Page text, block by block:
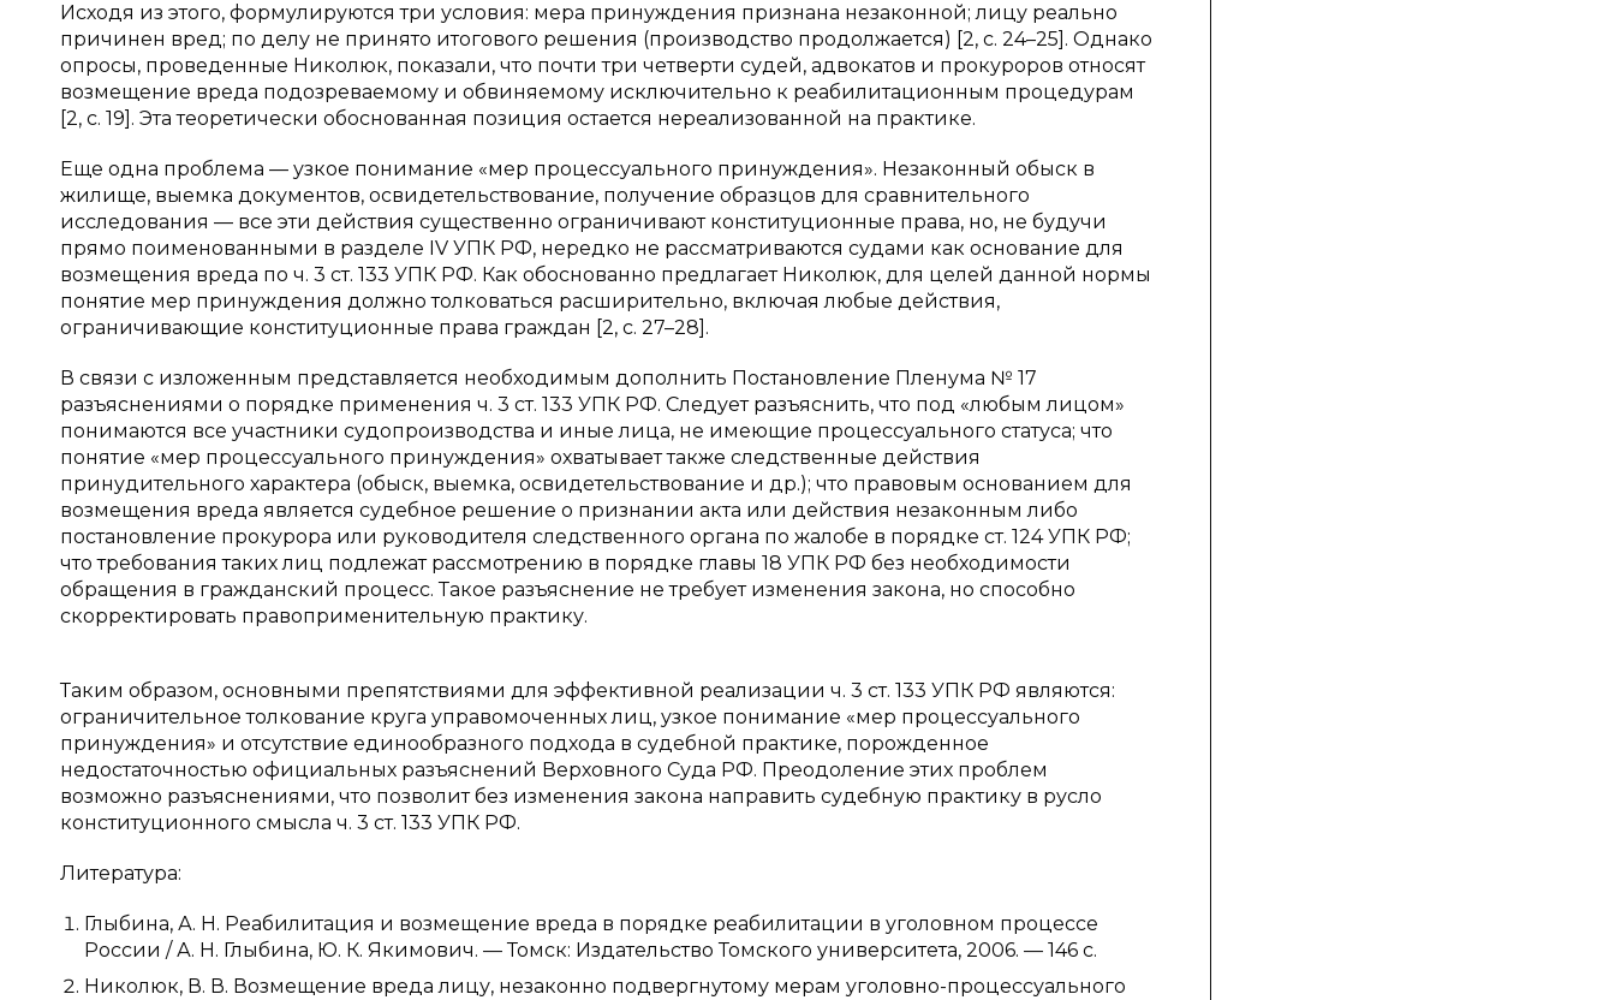
Исходя из этого, формулируются три условия: мера принуждения признана незаконной; лицу реально
причинен вред; по делу не принято итогового решения (производство продолжается) [2, с. 24–25]. Однако
опросы, проведенные Николюк, показали, что почти три четверти судей, адвокатов и прокуроров относят
возмещение вреда подозреваемому и обвиняемому исключительно к реабилитационным процедурам
[2, с. 19]. Эта теоретически обоснованная позиция остается нереализованной на практике.
Еще одна проблема — узкое понимание «мер процессуального принуждения». Незаконный обыск в
жилище, выемка документов, освидетельствование, получение образцов для сравнительного
исследования — все эти действия существенно ограничивают конституционные права, но, не будучи
прямо поименованными в разделе IV УПК РФ, нередко не рассматриваются судами как основание для
возмещения вреда по ч. 3 ст. 133 УПК РФ. Как обоснованно предлагает Николюк, для целей данной нормы
понятие мер принуждения должно толковаться расширительно, включая любые действия,
ограничивающие конституционные права граждан [2, с. 27–28].
В связи с изложенным представляется необходимым дополнить Постановление Пленума № 17
разъяснениями о порядке применения ч. 3 ст. 133 УПК РФ. Следует разъяснить, что под «любым лицом»
понимаются все участники судопроизводства и иные лица, не имеющие процессуального статуса; что
понятие «мер процессуального принуждения» охватывает также следственные действия
принудительного характера (обыск, выемка, освидетельствование и др.); что правовым основанием для
возмещения вреда является судебное решение о признании акта или действия незаконным либо
постановление прокурора или руководителя следственного органа по жалобе в порядке ст. 124 УПК РФ;
что требования таких лиц подлежат рассмотрению в порядке главы 18 УПК РФ без необходимости
обращения в гражданский процесс. Такое разъяснение не требует изменения закона, но способно
скорректировать правоприменительную практику.
Таким образом, основными препятствиями для эффективной реализации ч. 3 ст. 133 УПК РФ являются:
ограничительное толкование круга управомоченных лиц, узкое понимание «мер процессуального
принуждения» и отсутствие единообразного подхода в судебной практике, порожденное
недостаточностью официальных разъяснений Верховного Суда РФ. Преодоление этих проблем
возможно разъяснениями, что позволит без изменения закона направить судебную практику в русло
конституционного смысла ч. 3 ст. 133 УПК РФ.
Литература:
Глыбина, А. Н. Реабилитация и возмещение вреда в порядке реабилитации в уголовном процессе
России / А. Н. Глыбина, Ю. К. Якимович. — Томск: Издательство Томского университета, 2006. — 146 с.
Николюк, В. В. Возмещение вреда лицу, незаконно подвергнутому мерам уголовно-процессуального